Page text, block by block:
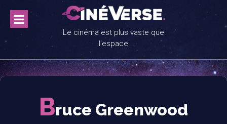
content
Le cinéma est plus vaste que
l'espace
Bruce Greenwood